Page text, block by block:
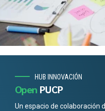
HUB INNOVACIÓN
Open PUCP
Un espacio de colaboración